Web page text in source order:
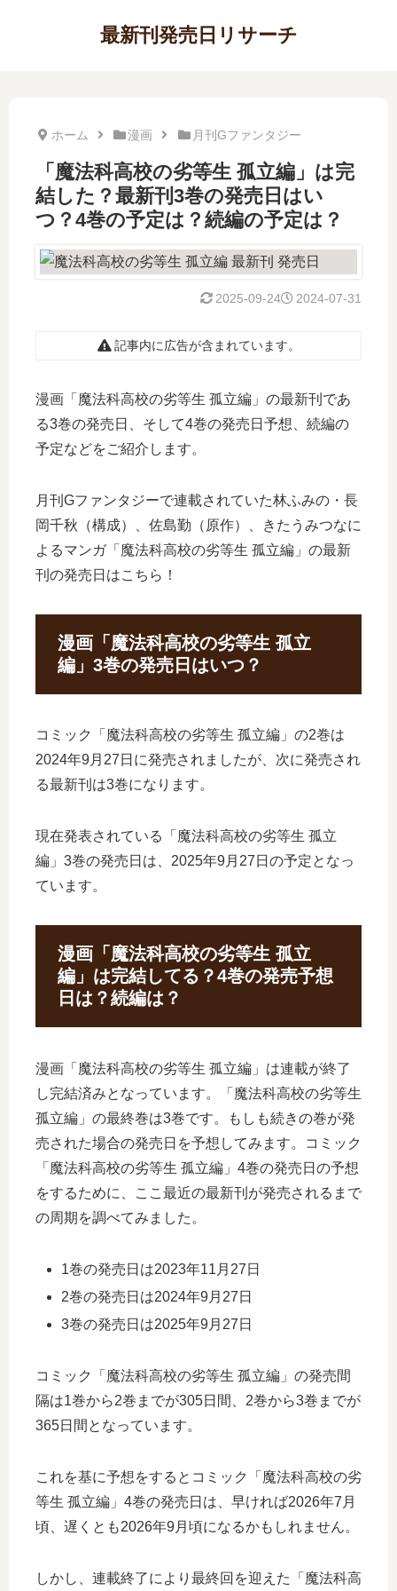
最新刊発売日リサーチ
ホーム 漫画 月刊Gファンタジー
「魔法科高校の劣等生 孤立編」は完
結した？最新刊3巻の発売日はい
つ？4巻の予定は？続編の予定は？
2024-07-31
2025-09-24
記事内に広告が含まれています。
漫画「魔法科高校の劣等生 孤立編」の最新刊であ
る3巻の発売日、そして4巻の発売日予想、続編の
予定などをご紹介します。
月刊Gファンタジーで連載されていた林ふみの・長
岡千秋（構成）、佐島勤（原作）、きたうみつなに
よるマンガ「魔法科高校の劣等生 孤立編」の最新
刊の発売日はこちら！
漫画「魔法科高校の劣等生 孤立
編」3巻の発売日はいつ？
コミック「魔法科高校の劣等生 孤立編」の2巻は
2024年9月27日に発売されましたが、次に発売され
る最新刊は3巻になります。
現在発表されている「魔法科高校の劣等生 孤立
編」3巻の発売日は、2025年9月27日の予定となっ
ています。
漫画「魔法科高校の劣等生 孤立
編」は完結してる？4巻の発売予想
日は？続編は？
漫画「魔法科高校の劣等生 孤立編」は連載が終了
し完結済みとなっています。「魔法科高校の劣等生
孤立編」の最終巻は3巻です。もしも続きの巻が発
売された場合の発売日を予想してみます。コミック
「魔法科高校の劣等生 孤立編」4巻の発売日の予想
をするために、ここ最近の最新刊が発売されるまで
の周期を調べてみました。
1巻の発売日は2023年11月27日
2巻の発売日は2024年9月27日
3巻の発売日は2025年9月27日
コミック「魔法科高校の劣等生 孤立編」の発売間
隔は1巻から2巻までが305日間、2巻から3巻までが
365日間となっています。
これを基に予想をするとコミック「魔法科高校の劣
等生 孤立編」4巻の発売日は、早ければ2026年7月
頃、遅くとも2026年9月頃になるかもしれません。
しかし、連載終了により最終回を迎えた「魔法科高